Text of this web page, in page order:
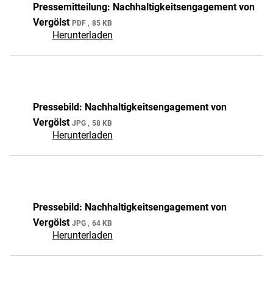
Pressemitteilung: Nachhaltigkeitsengagement von
Vergölst PDF 85 KB
Herunterladen
Pressebild: Nachhaltigkeitsengagement von
Vergölst JPG 58 KB
Herunterladen
Pressebild: Nachhaltigkeitsengagement von
Vergölst JPG 64 KB
Herunterladen